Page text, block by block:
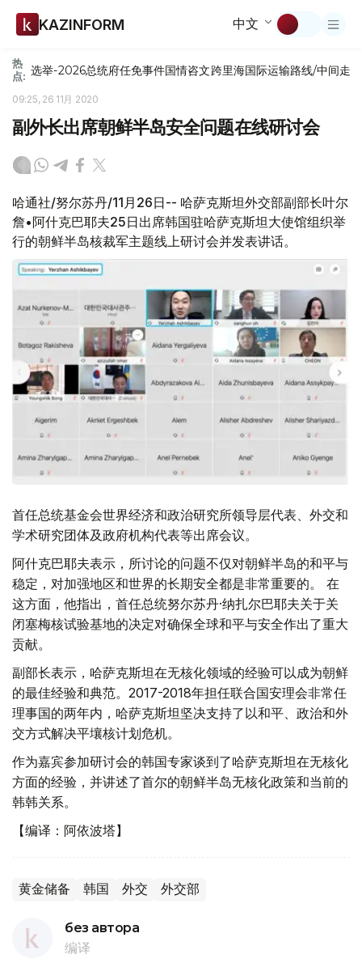
KAZINFORM 中文
热
点: 选举-2026总统府任免事件国情咨文跨里海国际运输路线/中间走廊
09:25, 26 11月 2020
副外长出席朝鲜半岛安全问题在线研讨会
哈通社/努尔苏丹/11月26日-- 哈萨克斯坦外交部副部长叶尔
詹•阿什克巴耶夫25日出席韩国驻哈萨克斯坦大使馆组织举
行的朝鲜半岛核裁军主题线上研讨会并发表讲话。
首任总统基金会世界经济和政治研究所领导层代表、外交和
学术研究团体及政府机构代表等出席会议。
阿什克巴耶夫表示，所讨论的问题不仅对朝鲜半岛的和平与
稳定，对加强地区和世界的长期安全都是非常重要的。 在
这方面，他指出，首任总统努尔苏丹·纳扎尔巴耶夫关于关
闭塞梅核试验基地的决定对确保全球和平与安全作出了重大
贡献。
副部长表示，哈萨克斯坦在无核化领域的经验可以成为朝鲜
的最佳经验和典范。2017-2018年担任联合国安理会非常任
理事国的两年内，哈萨克斯坦坚决支持了以和平、政治和外
交方式解决平壤核计划危机。
作为嘉宾参加研讨会的韩国专家谈到了哈萨克斯坦在无核化
方面的经验，并讲述了首尔的朝鲜半岛无核化政策和当前的
韩韩关系。
【编译：阿依波塔】
黄金储备 韩国 外交 外交部
без автора
编译